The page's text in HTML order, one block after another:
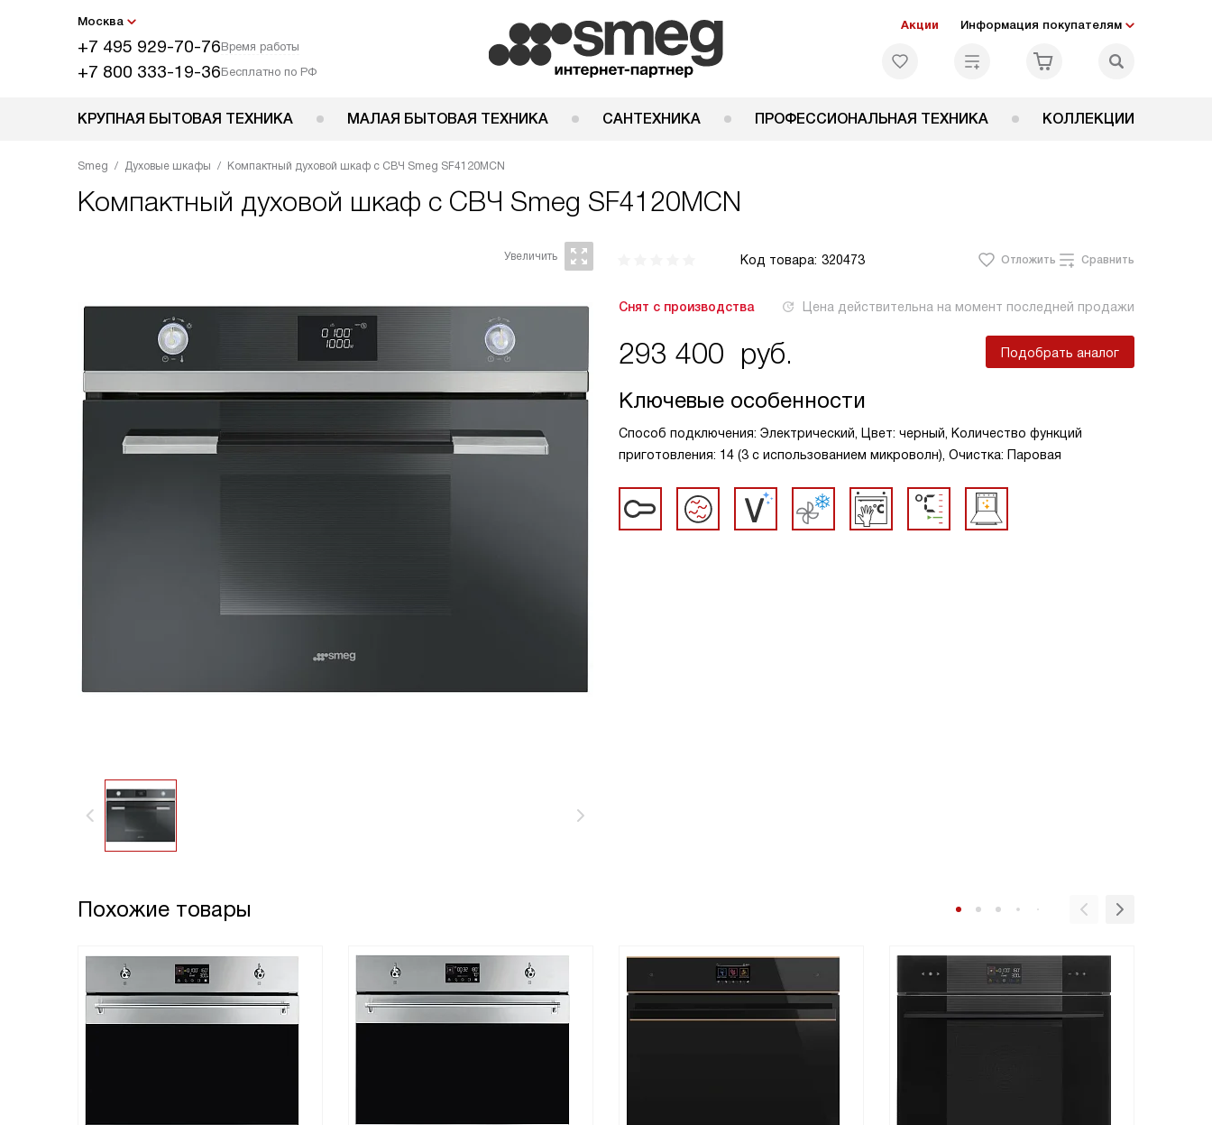
Москва
+7 495 929-70-76Время работы
+7 800 333-19-36Бесплатно по РФ
Акции Информация покупателям
КРУПНАЯ БЫТОВАЯ ТЕХНИКА МАЛАЯ БЫТОВАЯ ТЕХНИКА САНТЕХНИКА ПРОФЕССИОНАЛЬНАЯ ТЕХНИКА КОЛЛЕКЦИИ
Smeg Духовые шкафы Компактный духовой шкаф с СВЧ Smeg SF4120MCN
Компактный духовой шкаф с СВЧ Smeg SF4120MCN
Код товара: 320473 Отложить Сравнить
Снят с производства Цена действительна на момент последней продажи
293 400 руб. Подобрать аналог
Ключевые особенности
Способ подключения: Электрический, Цвет: черный, Количество функций
приготовления: 14 (3 с использованием микроволн), Очистка: Паровая
Похожие товары